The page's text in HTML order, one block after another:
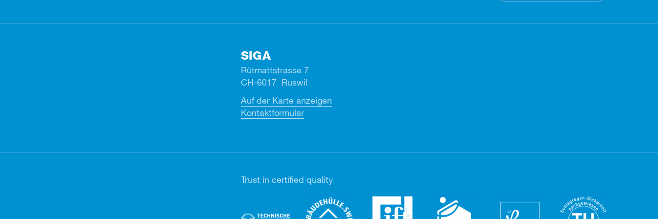
SIGA
Rütmattstrasse 7
CH-6017 Ruswil
Auf der Karte anzeigen
Kontaktformular
Trust in certified quality